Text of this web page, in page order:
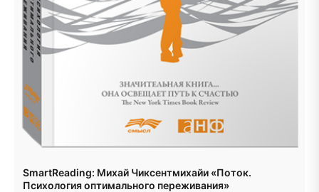
SmartReading: Михай Чиксентмихайи «Поток.
Психология оптимального переживания»